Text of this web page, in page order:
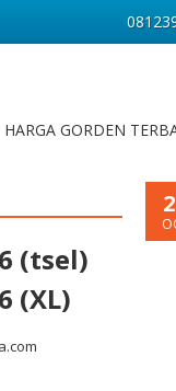
HARGA GORDEN
(tsel)
(XL)